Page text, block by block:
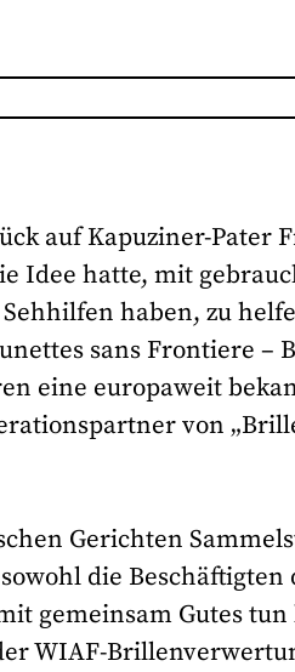
auf Kapuziner-Pater
Idee hatte, mit
haben, zu
sans Frontiere –
eine europaweit
von
Gerichten
die Beschäftigten
gemeinsam Gutes
WIAF-